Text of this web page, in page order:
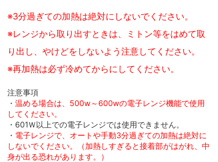
※3分過ぎての加熱は絶対にしないでください。
※レンジから取り出すときは、ミトン等をはめて取
り出し、やけどをしないよう注意してください。
※再加熱は必ず冷めてからにしてください。
注意事項
・ 温める場合は、500w～600wの電子レンジ機能で使用
してください。
・601Ｗ以上での電子レンジでは使用できません。
・ 電子レンジで、オートや手動3分過ぎての加熱は絶対に
しないでください。（加熱しすぎると接着部がはがれ、中
身が出る恐れがあります。）